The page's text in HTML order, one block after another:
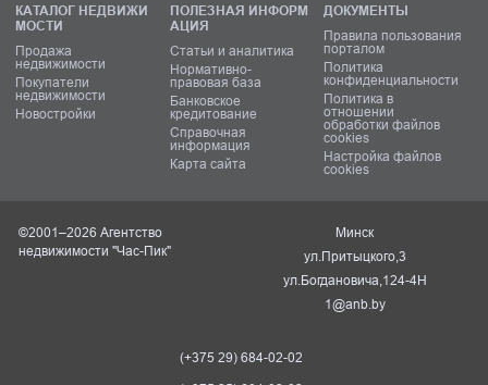
КАТАЛОГ НЕДВИЖИ
МОСТИ
Продажа
недвижимости
Покупатели
недвижимости
Новостройки
ПОЛЕЗНАЯ ИНФОРМ
АЦИЯ
Статьи и аналитика
Нормативно-
правовая база
Банковское
кредитование
Справочная
информация
Карта сайта
ДОКУМЕНТЫ
Правила пользования
порталом
Политика
конфиденциальности
Политика в
отношении
обработки файлов
cookies
Настройка файлов
cookies
©2001–2026 Агентство
недвижимости "Час-Пик"
Минск
ул.Притыцкого,3
ул.Богдановича,124-4Н
1@anb.by
(+375 29) 684-02-02